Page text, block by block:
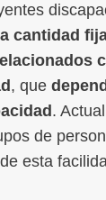
cantidad
, que
.
de
esta